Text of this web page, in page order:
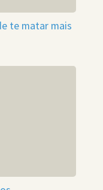
te matar mais